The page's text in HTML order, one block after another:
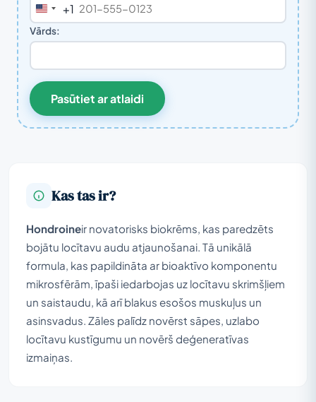
United
States
+1
Vārds:
Pasūtiet ar atlaidi
Kas tas ir?
Hondroineir novatorisks biokrēms, kas paredzēts
bojātu locītavu audu atjaunošanai. Tā unikālā
formula, kas papildināta ar bioaktīvo komponentu
mikrosfērām, īpaši iedarbojas uz locītavu skrimšļiem
un saistaudu, kā arī blakus esošos muskuļus un
asinsvadus. Zāles palīdz novērst sāpes, uzlabo
locītavu kustīgumu un novērš deģeneratīvas
izmaiņas.